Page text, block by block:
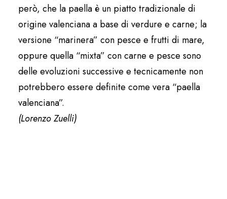
però, che la paella è un piatto tradizionale di
origine valenciana a base di verdure e carne; la
versione “marinera” con pesce e frutti di mare,
oppure quella “mixta” con carne e pesce sono
delle evoluzioni successive e tecnicamente non
potrebbero essere definite come vera “paella
valenciana”.
(Lorenzo Zuelli)